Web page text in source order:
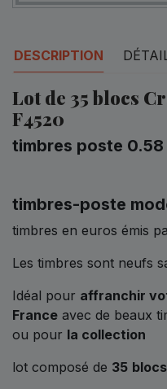
DESCRIPTION
Lot de 35 blocs
F4520
timbres poste 0.58
timbres-poste
timbres en euros émis
Les timbres sont neufs
Idéal pour affranchir
France avec de beaux
ou pour la collection
lot composé de 35